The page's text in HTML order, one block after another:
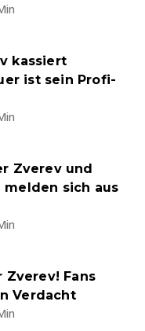
kassiert
ist sein Profi-
Zverev und
melden sich aus
Zverev! Fans
Verdacht